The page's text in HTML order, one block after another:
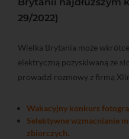
Brytanii najdłuższym
29/2022)
Wielka Brytania może
elektryczną pozyskiwaną ze
prowadzi rozmowy z firmą
Wakacyjny konkurs
Selektywne wzmacnianie
zbiorczych.